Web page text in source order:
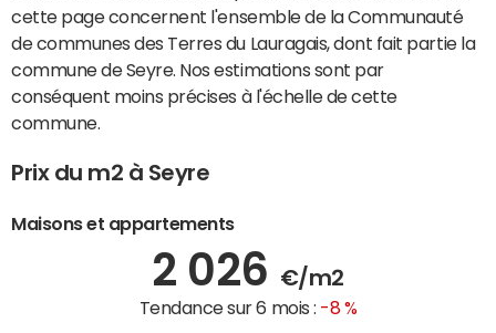
cette page concernent l'ensemble de la Communauté
de communes des Terres du Lauragais, dont fait partie la
commune de Seyre. Nos estimations sont par
conséquent moins précises à l'échelle de cette
commune.
Prix du m2 à Seyre
Maisons et appartements
2 026 €/m2
Tendance sur 6 mois : -8 %